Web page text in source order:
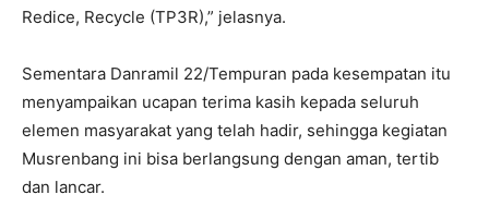
Redice, Recycle (TP3R),” jelasnya.
Sementara Danramil 22/Tempuran pada kesempatan itu
menyampaikan ucapan terima kasih kepada seluruh
elemen masyarakat yang telah hadir, sehingga kegiatan
Musrenbang ini bisa berlangsung dengan aman, tertib
dan lancar.